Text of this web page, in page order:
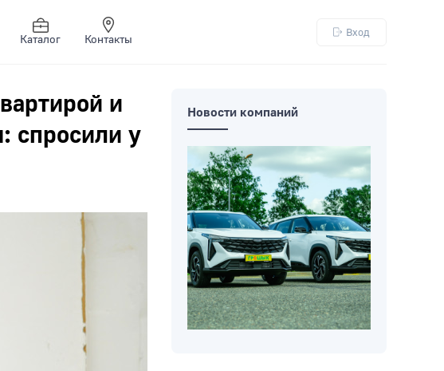
Каталог Контакты
Вход
и
спросили у
Новости компаний